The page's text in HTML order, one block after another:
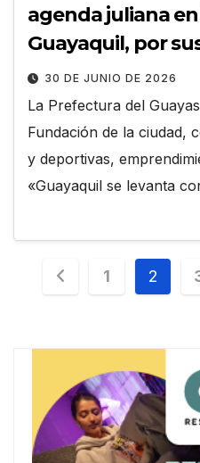
agenda juliana
Guayaquil, por
30 DE JUNIO DE 2026
La Prefectura del
Fundación de la ciudad,
y deportivas,
«Guayaquil se levanta
Paginación
entradas
1 2